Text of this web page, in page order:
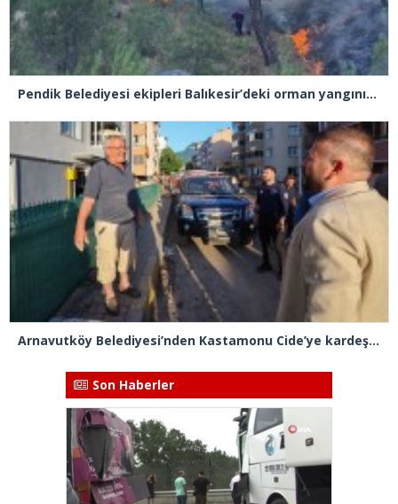
Pendik Belediyesi ekipleri Balıkesir’deki orman yangınına müdahale ediyor
Arnavutköy Belediyesi’nden Kastamonu Cide’ye kardeşlik eli
Son Haberler